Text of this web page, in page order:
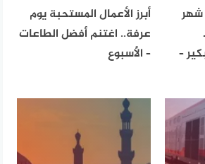
–
أبرز الأعمال المستحبة يوم
عرفة.. اغتنم أفضل الطاعات
– الأسبوع